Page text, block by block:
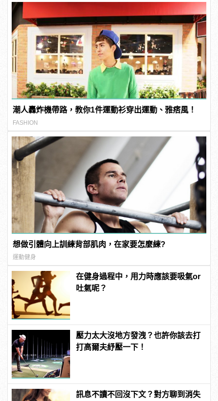
潮人轟炸機帶路，教你1件運動衫穿出運動、雅痞風！
FASHION
想做引體向上訓練背部肌肉，在家要怎麼練?
運動健身
在健身過程中，用力時應該要吸氣or
吐氣呢？
壓力太大沒地方發洩？也許你該去打
打高爾夫紓壓一下！
訊息不讀不回沒下文？對方聊到消失